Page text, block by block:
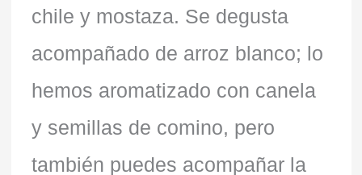
chile y mostaza. Se degusta
acompañado de arroz blanco; lo
hemos aromatizado con canela
y semillas de comino, pero
también puedes acompañar la